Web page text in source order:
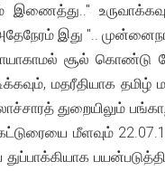
இது "..
சூல் கொண்டு
மதரீதியாக தமிழ்
துறையிலும்
மீளவும்